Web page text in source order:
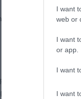
I want
web or
I want
or app.
I want
I want
4 épices